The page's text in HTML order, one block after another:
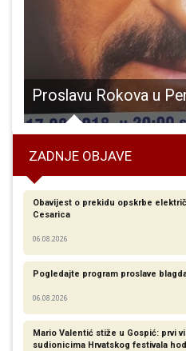
ZADNJE OBJAVE
Obavijest o prekidu opskrbe
Cesarica
06.08.2026
Pogledajte program proslave
06.08.2026
Mario Valentić stiže u Gospić: prvi
sudionicima Hrvatskog festivala